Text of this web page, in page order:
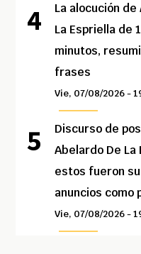
La alocución
La Espriella de
minutos,
frases
Vie, 07/08/2026 -
Discurso de
Abelardo De La
estos fueron
anuncios como
Vie, 07/08/2026 -